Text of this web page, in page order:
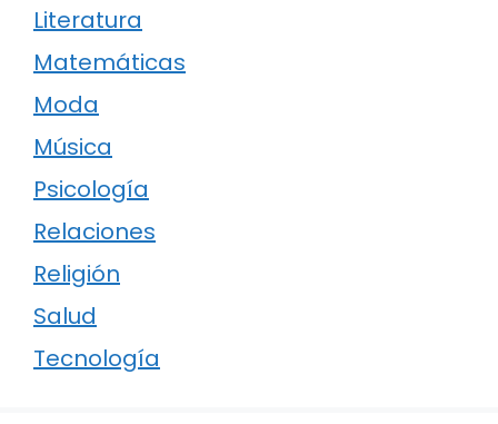
Literatura
Matemáticas
Moda
Música
Psicología
Relaciones
Religión
Salud
Tecnología